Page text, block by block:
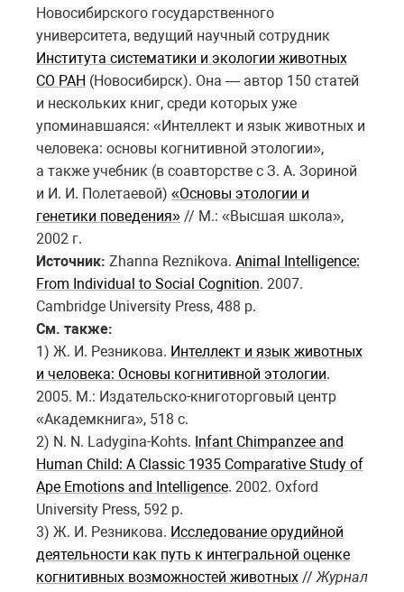
Новосибирского государственного
университета, ведущий научный сотрудник
Института систематики и экологии животных
СО РАН (Новосибирск). Она — автор 150 статей
и нескольких книг, среди которых уже
упоминавшаяся: «Интеллект и язык животных и
человека: основы когнитивной этологии»,
а также учебник (в соавторстве с З. А. Зориной
и И. И. Полетаевой) «Основы этологии и
генетики поведения» // М.: «Высшая школа»,
2002 г.
Источник: Zhanna Reznikova. Animal Intelligence:
From Individual to Social Cognition. 2007.
Cambridge University Press, 488 p.
Cм. также:
1) Ж. И. Резникова. Интеллект и язык животных
и человека: Основы когнитивной этологии.
2005. М.: Издательско-книготорговый центр
«Академкнига», 518 с.
2) N. N. Ladygina-Kohts. Infant Chimpanzee and
Human Child: A Classic 1935 Comparative Study of
Ape Emotions and Intelligence. 2002. Oxford
University Press, 592 p.
3) Ж. И. Резникова. Исследование орудийной
деятельности как путь к интегральной оценке
когнитивных возможностей животных // Журнал